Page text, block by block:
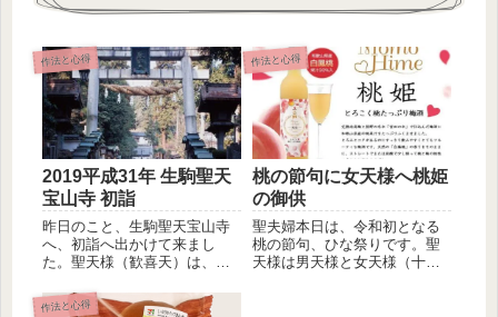
作法と心得
2019平成31年 生駒聖天
宝山寺 初詣
昨日のこと、生駒聖天宝山寺
へ、初詣へ出かけて来まし
た。聖天様（歓喜天）は、相
わっており...
作法と心得
桃の節句に女天様へ桃姫
の御供
聖夫婦本日は、令和初となる
桃の節句、ひな祭りです。聖
天様は男天様と女天様（十一
作法と心得